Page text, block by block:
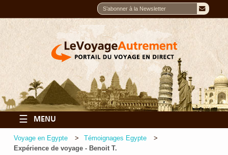
☰ MENU
Voyage en Egypte
Témoignages Egypte
Expérience de voyage - Benoit T.